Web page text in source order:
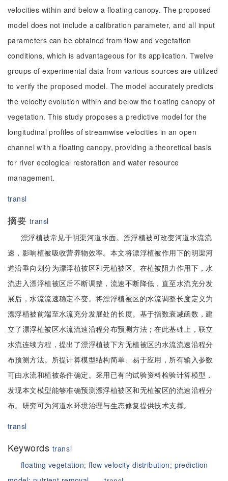
velocities within and below a floating canopy. The proposed
model does not include a calibration parameter, and all input
parameters can be obtained from flow and vegetation
conditions, which is advantageous for its application. Twelve
groups of experimental data from various sources are utilized
to verify the proposed model. The model accurately predicts
the velocity evolution within and below the floating canopy of
vegetation. This study proposes a predictive model for the
longitudinal profiles of streamwise velocities in an open
channel with a floating canopy, providing a theoretical basis
for river ecological restoration and water resource
management.
transl
摘要 transl
漂浮植被常见于明渠河道水面。漂浮植被可改变河道水流流
速，影响植被吸收营养物效率。本文将漂浮植被作用下的明渠河
道沿垂向划分为漂浮植被区和无植被区。在植被阻力作用下，水
流进入漂浮植被区后不断调整，流速不断降低，直至水流充分发
展后，水流流速稳定不变。将漂浮植被区的水流调整长度定义为
漂浮植被前端至水流充分发展处的长度。基于指数衰减函数，建
立了漂浮植被区水流流速沿程分布预测方法；在此基础上，联立
水流连续方程，提出了漂浮植被下方无植被区的水流流速沿程分
布预测方法。所提计算模型结构简单、易于应用，所有输入参数
可由水流和植被条件确定。采用已有的试验资料检验计算模型，
发现本文模型能够准确预测漂浮植被区和无植被区的流速沿程分
布。研究可为河道水环境治理与生态修复提供技术支撑。
transl
Keywords transl
floating vegetation; flow velocity distribution; prediction